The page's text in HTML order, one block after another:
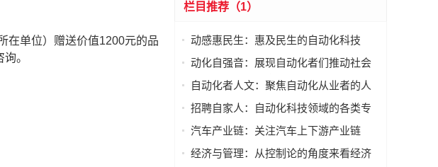
在单位）赠送价值1200元的品
。
栏目推荐（1）
动感惠民生：惠及民生的自动化科技
动化自强音：展现自动化者们推动社会
进步发出的响亮声音
自动化者人文：聚焦自动化从业者的人
文思考
招聘自家人：自动化科技领域的各类专
家及人才需求资讯
汽车产业链：关注汽车上下游产业链
经济与管理：从控制论的角度来看经济